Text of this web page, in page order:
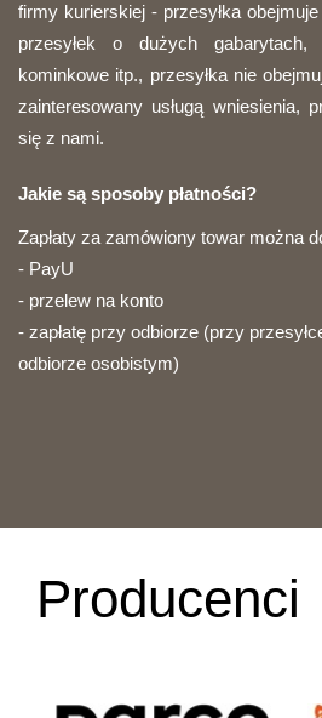
firmy kurierskiej - przesyłka
przesyłek o dużych
kominkowe itp., przesyłka nie
zainteresowany usługą wniesienia,
się z nami.
Jakie są sposoby płatności?
Zapłaty za zamówiony towar można
- PayU
- przelew na konto
- zapłatę przy odbiorze (przy
odbiorze osobistym)
Producenci